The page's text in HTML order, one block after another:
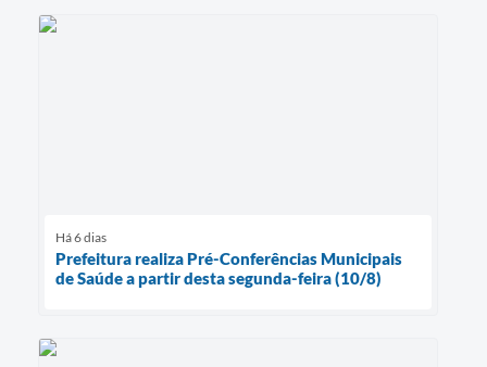
Há 6 dias
Prefeitura realiza Pré-Conferências Municipais
de Saúde a partir desta segunda-feira (10/8)